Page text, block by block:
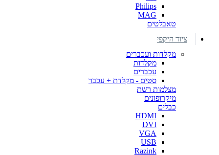
Philips
MAG
טאבלטים
ציוד היקפי
מקלדות ועכברים
מקלדות
עכברים
סטים - מקלדת + עכבר
מצלמות רשת
מיקרופונים
כבלים
HDMI
DVI
VGA
USB
Razink